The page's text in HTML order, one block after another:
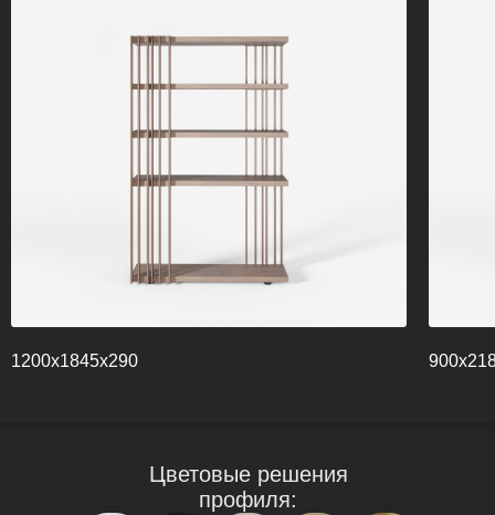
1200х1845х290
Цветовые решения
профиля: